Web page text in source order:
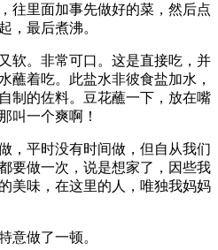
往里面加事先做好的菜，然后点
，最后煮沸。
软。非常可口。这是直接吃，并
蘸着吃。此盐水非彼食盐加水，
制的佐料。豆花蘸一下，放在嘴
叫一个爽啊！
，平时没有时间做，但自从我们
要做一次，说是想家了，因些我
美味，在这里的人，唯独我妈妈
意做了一顿。